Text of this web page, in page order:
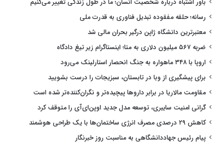
باور اشتباه درباره شخصیت انسان؛ ما در طول زندگی تغییر می‌کنیم
رسانه؛ حلقه مفقوده تبدیل فناوری به قدرت ملی
معتبرترین دانشگاه ژاپن درگیر بحران مالی شد
ضربه ۵۶۷ میلیون دلاری به متا؛ اینستاگرام زیر تیغ دادگاه
اروپا با ۳۴۸ ماهواره به جنگ انحصار استارلینک می‌رود
برای پیشگیری از وبا در تابستان، سبزیجات را درست بشویید
مقاومت مالاریا در برابر داروها پیچیده‌تر و نگران‌کننده‌تر شده است
گرانی امنیت سایبری، توسعه مدل جدید اوپن‌ای‌آی را متوقف کرد
کاهش ۲۹ درصدی مصرف انرژی ساختمان‌ها با یک طراحی هوشمند
پیام رئیس جهاددانشگاهی به مناسبت روز خبرنگار